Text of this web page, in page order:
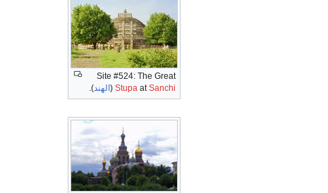
Site #524: The Great
Stupa atSanchi
(الهند).